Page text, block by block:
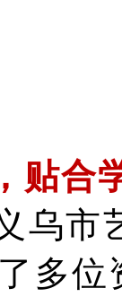
贴合
乌市
多